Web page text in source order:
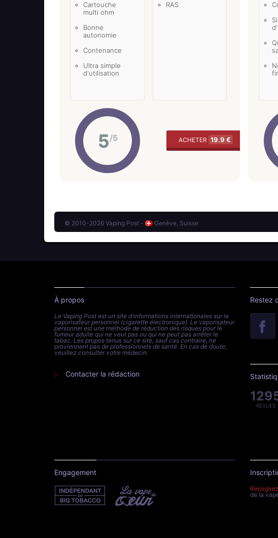
Cartouche
multi ohm
Bonne
autonomie
Contenance
Ultra simple
d'utilisation
RAS
5/5 ACHETER 19.9 €
© 2010-2026 Vaping Post - Genève, Suisse
À propos
Le Vaping Post est un site d'informations internationales sur le
vaporisateur personnel (cigarette électronique). Le vaporisateur
personnel est une méthode de réduction des risques pour le
fumeur adulte qui ne veut pas ou qui ne peut pas arrêter le
tabac. Les propos tenus sur ce site, sauf cas contraire, ne
proviennent pas de professionnels de santé. En cas de doute,
veuillez consulter votre médecin.
Contacter la rédaction
Restez
REVUES
Engagement
de la